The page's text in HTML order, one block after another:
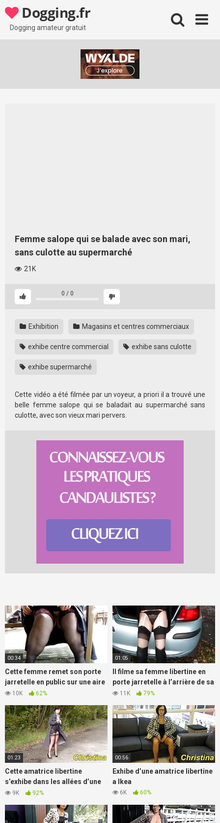
to
content
Dogging.fr
Dogging amateur gratuit
Femme salope qui se balade avec son mari,
sans culotte au supermarché
21K
0 / 0
Exhibition Magasins et centres commerciaux
exhibe centre commercial exhibe sans culotte
exhibe supermarché
Cette vidéo a été filmée par un voyeur, a priori il a trouvé une
belle femme salope qui se baladait au supermarché sans
culotte, avec son vieux mari pervers.
00:34
Cette femme remet son porte
jarretelle en public sur une aire
de repos
10K 62%
01:05
Il filme sa femme libertine en
porte jarretelle à l’arrière de sa
voiture
11K 79%
01:23
Cette amatrice libertine
s’exhibe dans les allées d’une
forêt
9K 92%
00:56
Exhibe d’une amatrice libertine
a Ikea
6K 60%